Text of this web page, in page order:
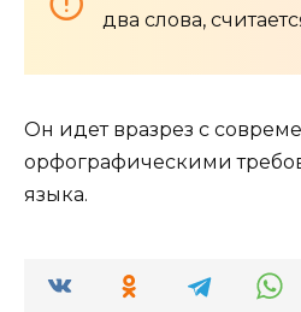
два слова,
Он идет вразрез с
орфографическими
языка.